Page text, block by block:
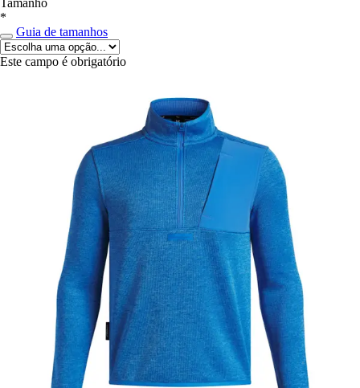
Tamanho
*
Guia de tamanhos
Este campo é obrigatório